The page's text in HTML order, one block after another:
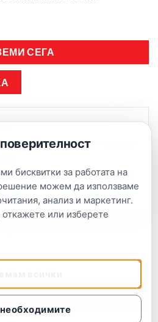
СЕГА
при поръчка над 80 € (156,47
с всички поръчки над
бисквитки за работата на
можем да използваме
анализ и маркетинг.
или изберете